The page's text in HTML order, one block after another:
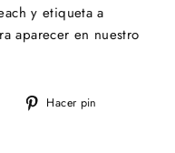
y etiqueta a
aparecer en nuestro
Tuitear Hacer pin